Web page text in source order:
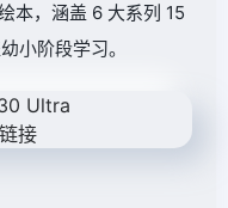
本，涵盖 6 大系列 15
小阶段学习。
Ultra
接